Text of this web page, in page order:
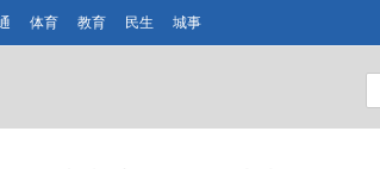
体育 教育 民生 城事